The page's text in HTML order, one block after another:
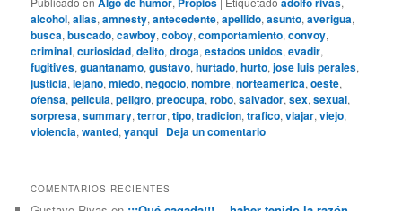
alcohol,alias,amnesty,antecedente,apellido,asunto,averigua,
busca,buscado,cawboy,coboy,comportamiento,convoy,
criminal,curiosidad,delito,droga,estados unidos,evadir,
fugitives,guantanamo,gustavo,hurtado,hurto,jose luis perales,
justicia,lejano,miedo,negocio,nombre,norteamerica,oeste,
ofensa,pelicula,peligro,preocupa,robo,salvador,sex,sexual,
sorpresa,summary,terror,tipo,tradicion,trafico,viajar,viejo,
violencia,wanted,yanqui | Deja un comentario
COMENTARIOS RECIENTES